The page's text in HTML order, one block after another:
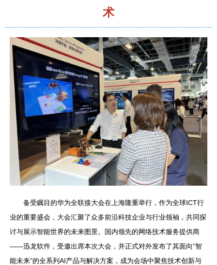
术
备受瞩目的华为全联接大会在上海隆重举行，作为全球ICT行
业的重要盛会，大会汇聚了众多前沿科技企业与行业领袖，共同探
讨与展示智能世界的未来图景。国内领先的网络技术服务提供商
——迅龙软件，受邀出席本次大会，并正式对外发布了其面向“智
能未来”的全系列AI产品与解决方案，成为会场中聚焦技术创新与